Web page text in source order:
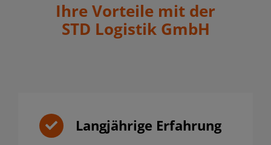
Ihre Vorteile mit der
STD Logistik GmbH
Langjährige Erfahrung